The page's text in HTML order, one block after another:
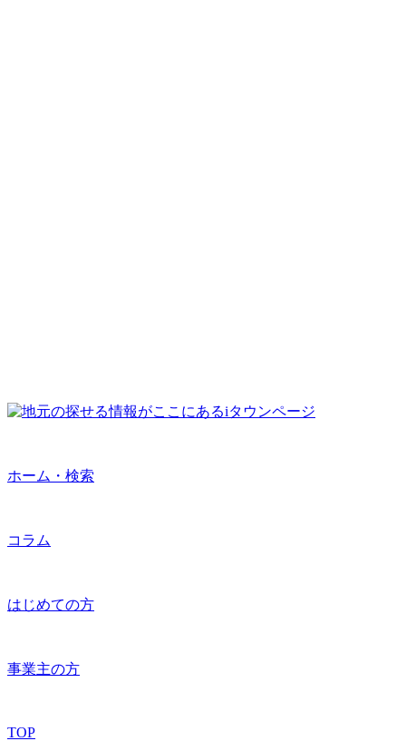
ホーム・検索
コラム
はじめての方
事業主の方
TOP